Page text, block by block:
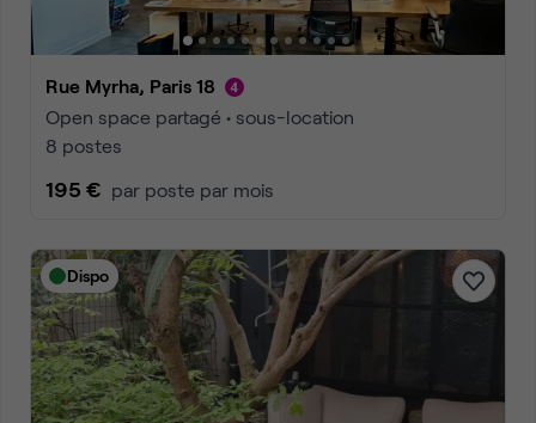
Rue Myrha, Paris 18
Open space partagé • sous-location
8 postes
195 € par poste par mois
Dispo